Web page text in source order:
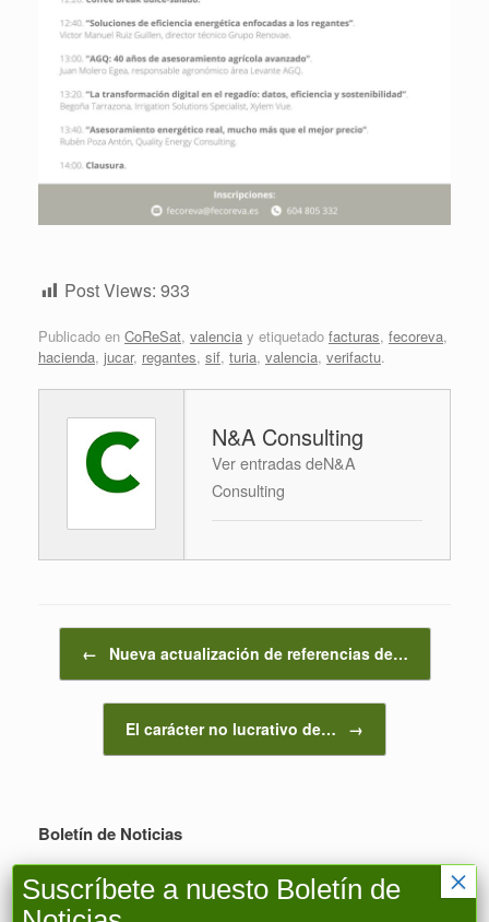
Post Views: 933
Publicado en CoReSat, valencia y etiquetado facturas, fecoreva,
hacienda, jucar, regantes, sif, turia, valencia, verifactu.
N&A Consulting
Ver entradas deN&A
Consulting
Navegador de artículos
← Nueva actualización de referencias de…
El carácter no lucrativo de… →
Boletín de Noticias
Suscríbete a nuesto Boletín de
×